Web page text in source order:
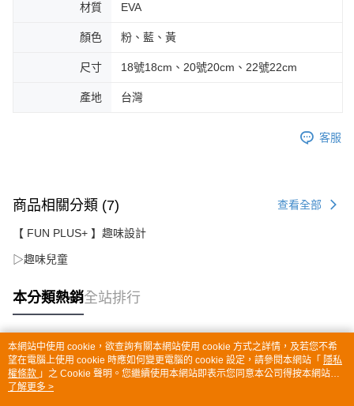
材質 EVA
顏色 粉、藍、黃
尺寸 18號18cm、20號20cm、22號22cm
產地 台灣
客服
商品相關分類 (7) 查看全部
【 FUN PLUS+ 】趣味設計
▷趣味兒童
本分類熱銷全站排行
熱門標籤
本網站中使用 cookie，欲查詢有關本網站使用 cookie 方式之詳情，及若您不希
望在電腦上使用 cookie 時應如何變更電腦的 cookie 設定，請參閱本網站「 隱私
權條款 」之 Cookie 聲明。您繼續使用本網站即表示您同意本公司得按本網站使
用條款之 Cookie 聲明使用 cookie。
了解更多 >